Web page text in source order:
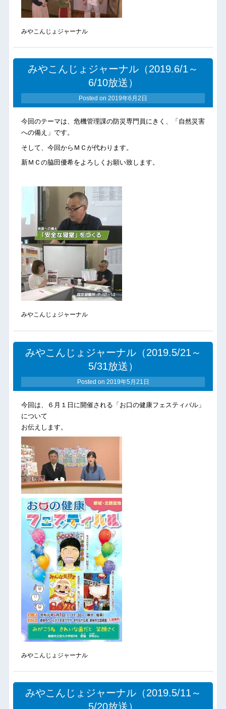
みやこんじょジャーナル
みやこんじょジャーナル（2019.6/1～
6/10放送）
Posted on 2019年6月2日
今回のテーマは、危機管理課の防災専門員にきく、「自然災害
への備え」です。
そして、今回からＭＣが代わります。
新ＭＣの脇田優希をよろしくお願い致します。
みやこんじょジャーナル
みやこんじょジャーナル（2019.5/21～
5/31放送）
Posted on 2019年5月21日
今回は、６月１日に開催される「お口の健康フェスティバル」
について
お伝えします。
みやこんじょジャーナル
みやこんじょジャーナル（2019.5/11～
5/20放送）